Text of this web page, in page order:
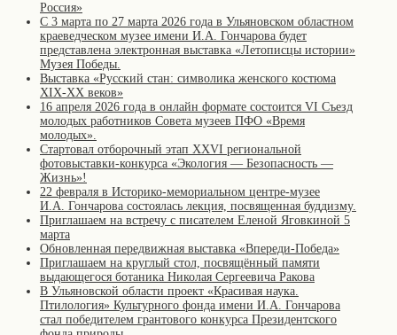
Россия»
С 3 марта по 27 марта 2026 года в Ульяновском областном
краеведческом музее имени И.А. Гончарова будет
представлена электронная выставка «Летописцы истории»
Музея Победы.
Выставка «Русский стан: символика женского костюма
XIX-XX веков»
16 апреля 2026 года в онлайн формате состоится VI Съезд
молодых работников Совета музеев ПФО «Время
молодых».
Стартовал отборочный этап XXVI региональной
фотовыставки-конкурса «Экология — Безопасность —
Жизнь»!
22 февраля в Историко-мемориальном центре-музее
И.А. Гончарова состоялась лекция, посвященная буддизму.
Приглашаем на встречу с писателем Еленой Яговкиной 5
марта
Обновленная передвижная выставка «Впереди-Победа»
Приглашаем на круглый стол, посвящённый памяти
выдающегося ботаника Николая Сергеевича Ракова
В Ульяновской области проект «Красивая наука.
Птилология» Культурного фонда имени И.А. Гончарова
стал победителем грантового конкурса Президентского